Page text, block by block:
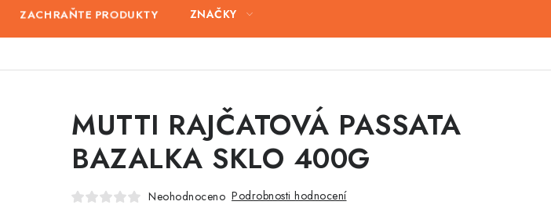
ZACHRAŇTE PRODUKTY ZNAČKY
MUTTI RAJČATOVÁ PASSATA
BAZALKA SKLO 400G
Neohodnoceno Podrobnosti hodnocení